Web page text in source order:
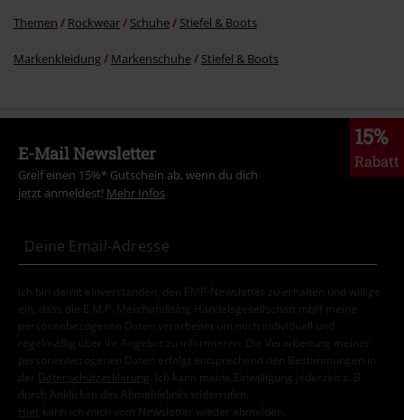
Themen Rockwear Schuhe Stiefel & Boots
Markenkleidung Markenschuhe Stiefel & Boots
15%
Rabatt
E-Mail Newsletter
Greif einen 15%* Gutschein ab, wenn du dich
jetzt anmeldest! Mehr Infos
Ich bin damit einverstanden, den EMP-Newsletter zu erhalten und willige
ein, dass die E.M.P. Merchandising Handelsgesellschaft mbH meine
personenbezogenen Daten verarbeitet um mich individuell und
regelmäßig über ihr Angebot zu informieren. Die Verarbeitung meiner
personenbezogenen Daten erfolgt entsprechend den Bestimmungen in
der
Datenschutzerklärung
. Ich kann meine Einwilligung jederzeit z. B.
durch Anklicken des Abmeldelinks widerrufen.
Hier kann ich mich vom Newsletter wieder abmelden.